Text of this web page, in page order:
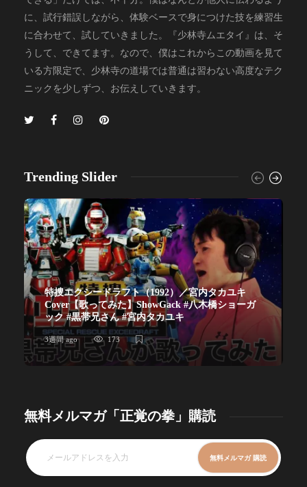
に、試行錯誤しながら、体験ベースで身につけた技を練習生
に合わせて、試していきました。『少林寺ムエタイ』は、そ
うして、できてます。なので、僕はこれからこの動画を見て
いる方限定で、少林寺の道場では普通は習わない高度なテク
ニックを少しずつ、お伝えしていきます。
Trending Slider
特捜エクシードラフト（1992）／宮内タカユキ
Cover【歌ってみた】ShowGack #八木橋ショーガ
ック #黒帯兄さん #宮内タカユキ
3週間 ago 173
無料メルマガ「正覚の拳」購読